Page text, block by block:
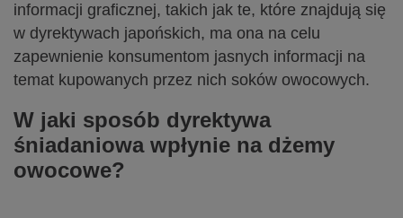
informacji graficznej, takich jak te, które znajdują się
w dyrektywach japońskich, ma ona na celu
zapewnienie konsumentom jasnych informacji na
temat kupowanych przez nich soków owocowych.
W jaki sposób dyrektywa
śniadaniowa wpłynie na dżemy
owocowe?